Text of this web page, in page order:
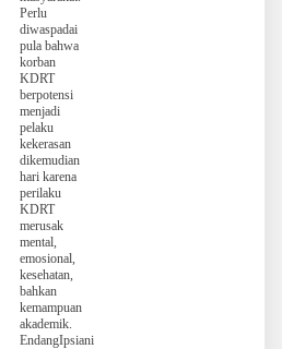
Perlu
diwaspadai
pula bahwa
korban
KDRT
berpotensi
menjadi
pelaku
kekerasan
dikemudian
hari karena
perilaku
KDRT
merusak
mental,
emosional,
kesehatan,
bahkan
kemampuan
akademik.
EndangIpsiani